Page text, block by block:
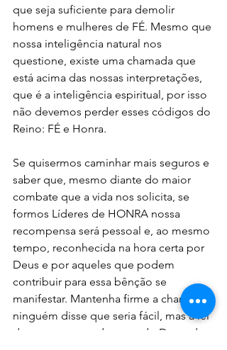
que seja suficiente para demolir
homens e mulheres de FÉ. Mesmo que
nossa inteligência natural nos
questione, existe uma chamada que
está acima das nossas interpretações,
que é a inteligência espiritual, por isso
não devemos perder esses códigos do
Reino: FÉ e Honra.
Se quisermos caminhar mais seguros e
saber que, mesmo diante do maior
combate que a vida nos solicita, se
formos Líderes de HONRA nossa
recompensa será pessoal e, ao mesmo
tempo, reconhecida na hora certa por
Deus e por aqueles que podem
contribuir para essa bênção se
manifestar. Mantenha firme a chamada,
ninguém disse que seria fácil, mas a lei
da recompensa, da parte do Dono do